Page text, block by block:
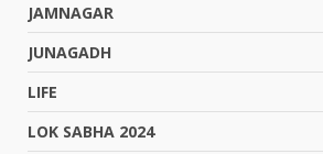
JAMNAGAR
JUNAGADH
LIFE
LOK SABHA 2024